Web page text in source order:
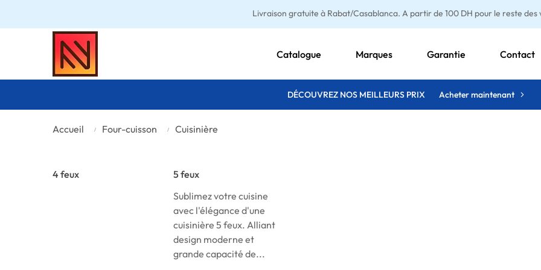
Livraison gratuite à Rabat/Casablanca. A partir de 100 DH pour le reste des
Catalogue Marques Garantie Contact
DÉCOUVREZ NOS MEILLEURS PRIX Acheter maintenant
Accueil Four-cuisson Cuisinière
4 feux
5 feux
Sublimez votre cuisine
avec l'élégance d'une
cuisinière 5 feux. Alliant
design moderne et
grande capacité de...